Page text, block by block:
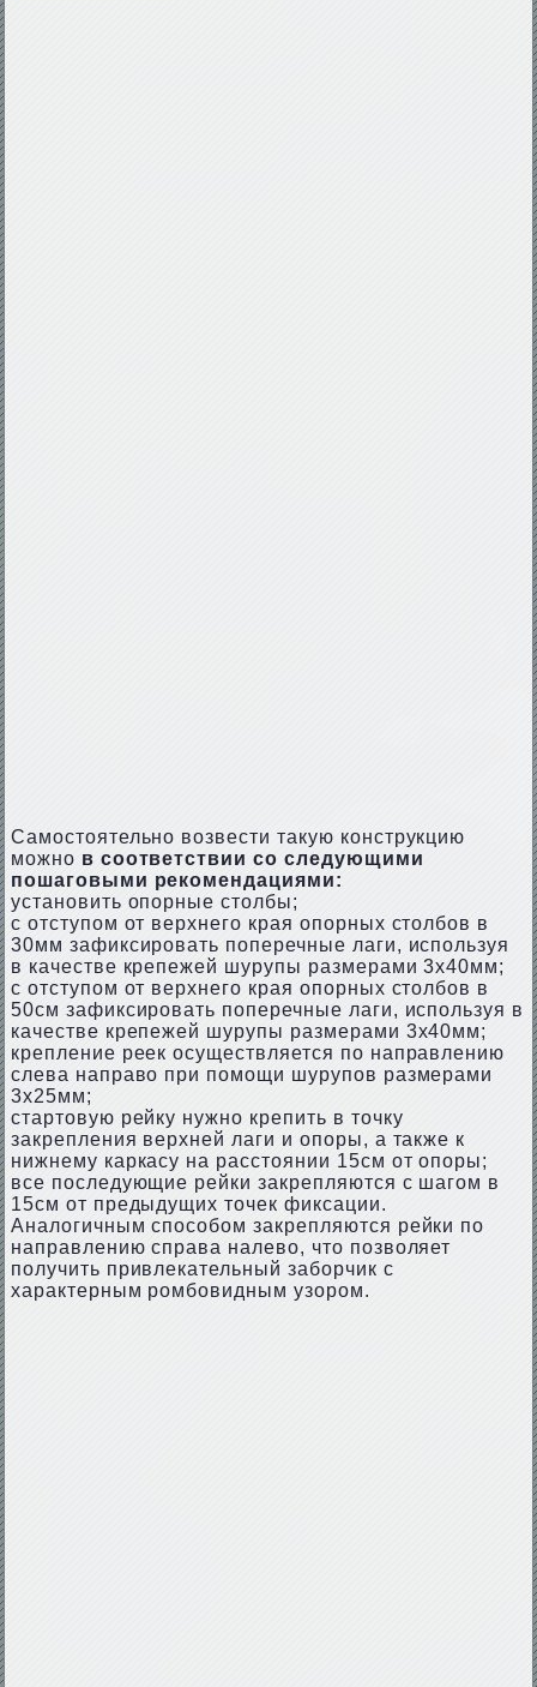
Самостоятельно возвести такую конструкцию
можно в соответствии со следующими
пошаговыми рекомендациями:
установить опорные столбы;
с отступом от верхнего края опорных столбов в
30мм зафиксировать поперечные лаги, используя
в качестве крепежей шурупы размерами 3х40мм;
с отступом от верхнего края опорных столбов в
50см зафиксировать поперечные лаги, используя в
качестве крепежей шурупы размерами 3х40мм;
крепление реек осуществляется по направлению
слева направо при помощи шурупов размерами
3х25мм;
стартовую рейку нужно крепить в точку
закрепления верхней лаги и опоры, а также к
нижнему каркасу на расстоянии 15см от опоры;
все последующие рейки закрепляются с шагом в
15см от предыдущих точек фиксации.
Аналогичным способом закрепляются рейки по
направлению справа налево, что позволяет
получить привлекательный заборчик с
характерным ромбовидным узором.